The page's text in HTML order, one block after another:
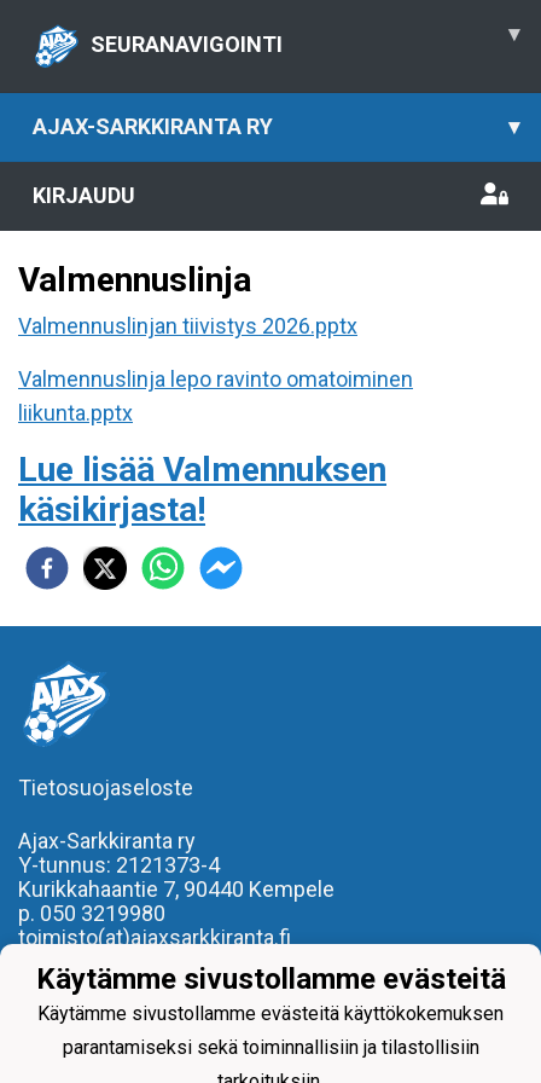
SEURANAVIGOINTI ▾
AJAX-SARKKIRANTA RY ▾
KIRJAUDU
Valmennuslinja
Valmennuslinjan tiivistys 2026.pptx
Valmennuslinja lepo ravinto omatoiminen
liikunta.pptx
Lue lisää Valmennuksen
käsikirjasta!
Tietosuojaseloste
Ajax-Sarkkiranta ry
Y-tunnus: 2121373-4
Kurikkahaantie 7, 90440 Kempele
p. 050 3219980
toimisto(at)ajaxsarkkiranta.fi
- REILU PELI, REILU KAVERI -
Käytämme sivustollamme evästeitä
Käytämme sivustollamme evästeitä käyttökokemuksen
parantamiseksi sekä toiminnallisiin ja tilastollisiin